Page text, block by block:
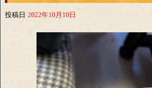
投稿日 2022年10月10日